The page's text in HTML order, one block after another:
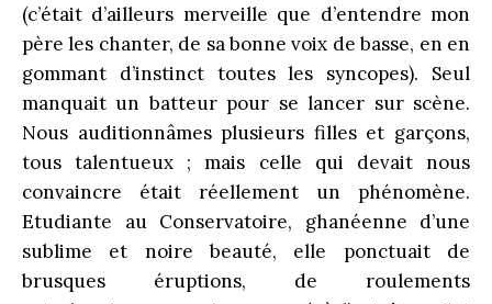
(c’était d’ailleurs merveille que d’entendre mon
père les chanter, de sa bonne voix de basse, en en
gommant d’instinct toutes les syncopes). Seul
manquait un batteur pour se lancer sur scène.
Nous auditionnâmes plusieurs filles et garçons,
tous talentueux ; mais celle qui devait nous
convaincre était réellement un phénomène.
Etudiante au Conservatoire, ghanéenne d’une
sublime et noire beauté, elle ponctuait de
brusques éruptions, de roulements